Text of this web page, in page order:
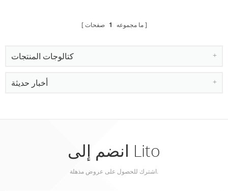
ما مجموعه 1 صفحات
كتالوجات المنتجات
أخبار حديثة
انضم إلى Lito
اشترك للحصول على عروض مذهلة.